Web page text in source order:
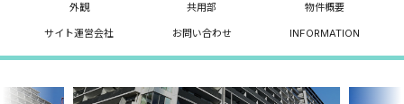
外観 共用部 物件概要
サイト運営会社 お問い合わせ INFORMATION